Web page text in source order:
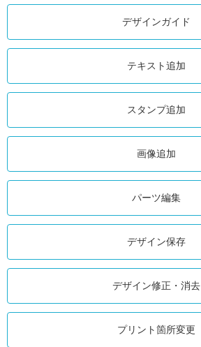
デザインガイド
テキスト追加
スタンプ追加
画像追加
パーツ編集
デザイン保存
デザイン修正・消去
プリント箇所変更